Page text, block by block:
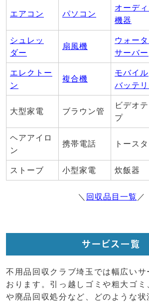
エアコン パソコン
オーデ
機器
シュレッ
ダー
扇風機
ウォー
サーバー
エレクトー
ン
複合機
モバイル
バッテ
大型家電 ブラウン管
ビデオ
プ
ヘアアイロ
ン
携帯電話 トース
ストーブ 小型家電 炊飯器
＼ 回収品目一覧 ／
サービス一覧
不用品回収クラブ埼玉では幅広いサ
おります。引っ越しゴミや粗大ゴミ
や廃品回収処分など、どのような状